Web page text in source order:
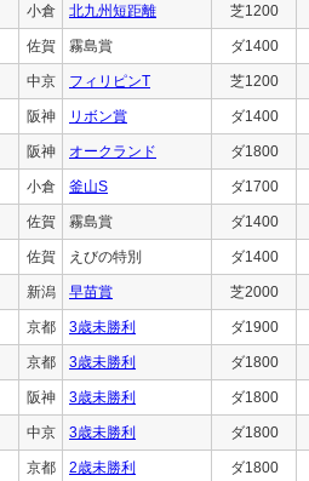
小倉 北九州短距離 芝1200
佐賀 霧島賞 ダ1400
中京 フィリピンT 芝1200
阪神 リボン賞 ダ1400
阪神 オークランド ダ1800
小倉 釜山S ダ1700
佐賀 霧島賞 ダ1400
佐賀 えびの特別 ダ1400
新潟 早苗賞 芝2000
京都 3歳未勝利 ダ1900
京都 3歳未勝利 ダ1800
阪神 3歳未勝利 ダ1800
中京 3歳未勝利 ダ1800
京都 2歳未勝利 ダ1800